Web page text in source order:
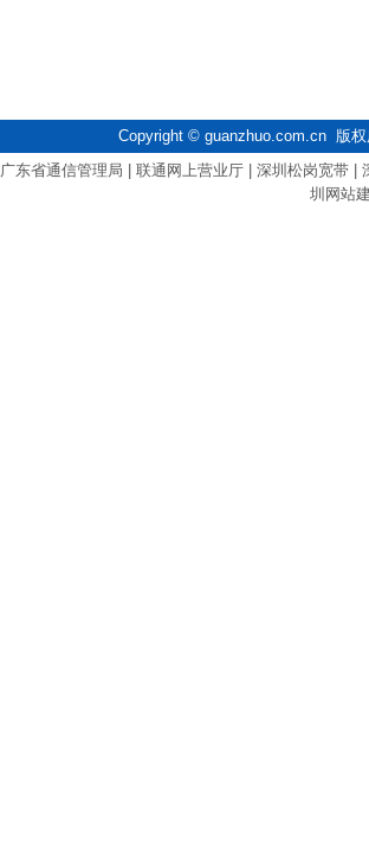
Copyright © guanzhuo.com.cn 版
广东省通信管理局 联通网上营业厅| 深圳松岗宽带|
圳网站